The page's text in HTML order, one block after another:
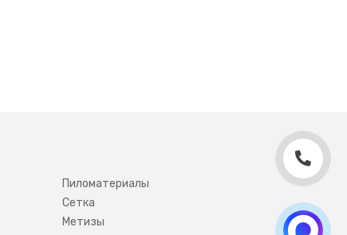
Пиломатериалы
Сетка
Метизы